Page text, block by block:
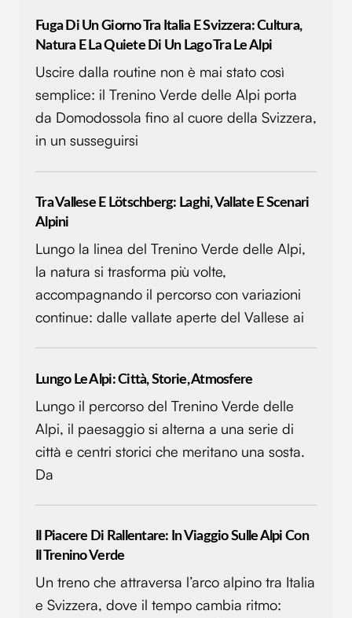
annunci, per fornire funzionalità dei social media e per
analizzare il nostro traffico. Condividiamo inoltre
informazioni sul modo in cui utilizzi il nostro sito con i
nostri partner che si occupano di analisi dei dati web,
pubblicità e social media, i quali potrebbero combinarle
con altre informazioni che hai fornito loro o che hanno
raccolto dal tuo utilizzo dei loro servizi.
Fuga Di Un Giorno Tra Italia E Svizzera: Cultura,
Natura E La Quiete Di Un Lago Tra Le Alpi
Uscire dalla routine non è mai stato così
semplice: il Trenino Verde delle Alpi porta
da Domodossola fino al cuore della Svizzera,
in un susseguirsi
Tra Vallese E Lötschberg: Laghi, Vallate E Scenari
Alpini
Lungo la linea del Trenino Verde delle Alpi,
la natura si trasforma più volte,
accompagnando il percorso con variazioni
continue: dalle vallate aperte del Vallese ai
Lungo Le Alpi: Città, Storie, Atmosfere
Lungo il percorso del Trenino Verde delle
Alpi, il paesaggio si alterna a una serie di
città e centri storici che meritano una sosta.
Da
Il Piacere Di Rallentare: In Viaggio Sulle Alpi Con
Il Trenino Verde
Un treno che attraversa l’arco alpino tra Italia
e Svizzera, dove il tempo cambia ritmo: